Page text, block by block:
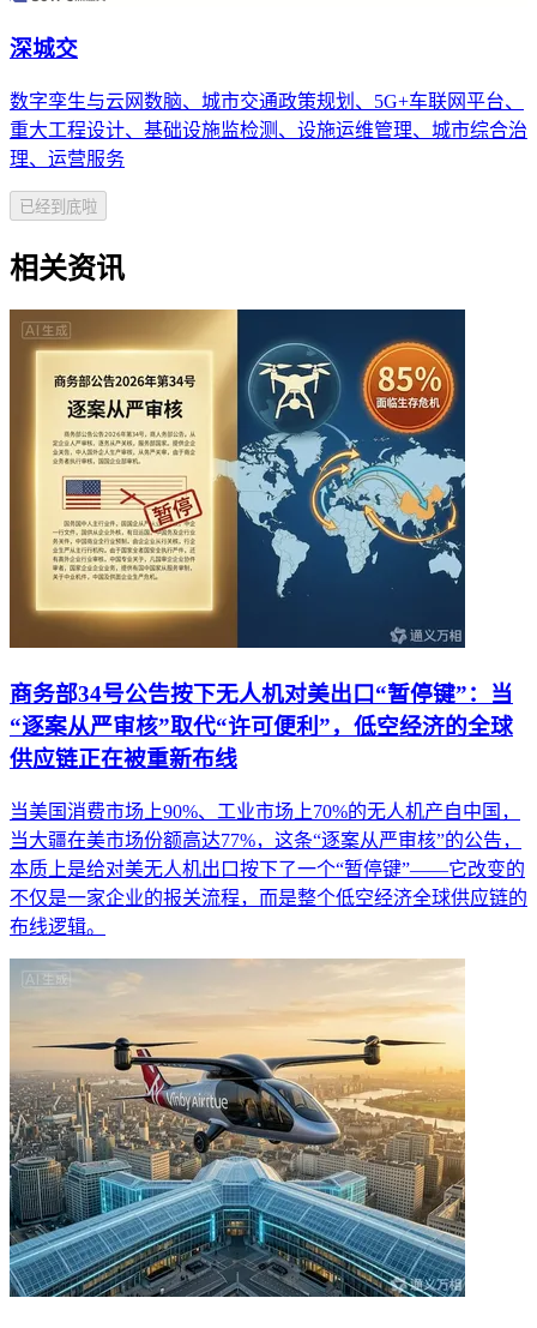
深城交
数字孪生与云网数脑、城市交通政策规划、5G+车联网平台、
重大工程设计、基础设施监检测、设施运维管理、城市综合治
理、运营服务
已经到底啦
相关资讯
商务部34号公告按下无人机对美出口“暂停键”：当
“逐案从严审核”取代“许可便利”，低空经济的全球
供应链正在被重新布线
当美国消费市场上90%、工业市场上70%的无人机产自中国，
当大疆在美市场份额高达77%，这条“逐案从严审核”的公告，
本质上是给对美无人机出口按下了一个“暂停键”——它改变的
不仅是一家企业的报关流程，而是整个低空经济全球供应链的
布线逻辑。